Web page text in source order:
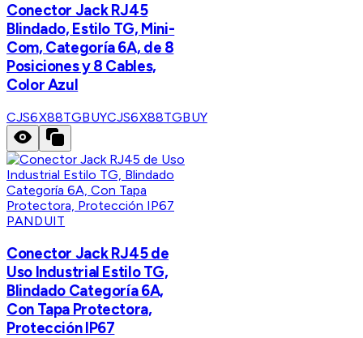
Conector Jack RJ45
Blindado, Estilo TG, Mini-
Com, Categoría 6A, de 8
Posiciones y 8 Cables,
Color Azul
CJS6X88TGBUYCJS6X88TGBUY
PANDUIT
Conector Jack RJ45 de
Uso Industrial Estilo TG,
Blindado Categoría 6A,
Con Tapa Protectora,
Protección IP67